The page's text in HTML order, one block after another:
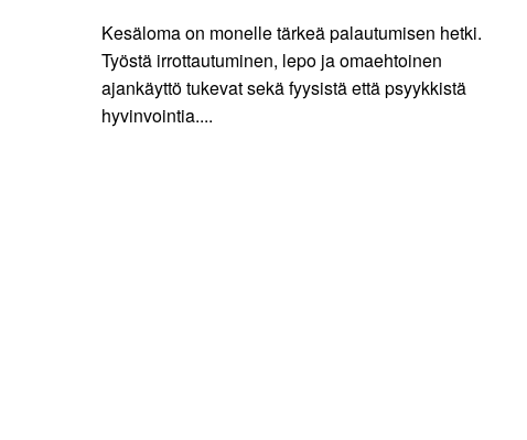
Kesäloma on monelle tärkeä palautumisen hetki.
Työstä irrottautuminen, lepo ja omaehtoinen
ajankäyttö tukevat sekä fyysistä että psyykkistä
hyvinvointia....